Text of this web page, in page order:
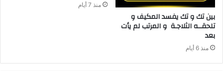
‬بعد‭ ‬
منذ 6 أيام
منذ 7 أيام